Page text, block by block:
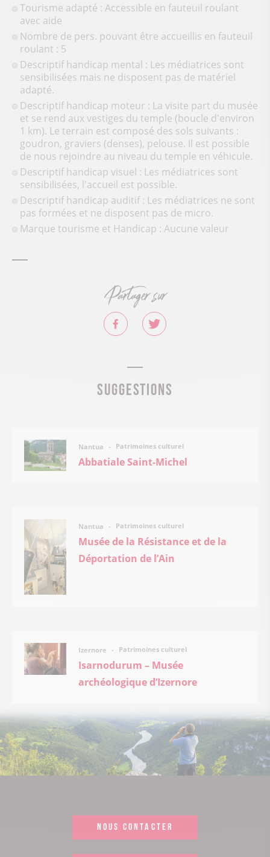
Tourisme adapté : Accessible en fauteuil roulant
avec aide
Nombre de pers. pouvant être accueillis en fauteuil
roulant : 5
Descriptif handicap mental : Les médiatrices sont
sensibilisées mais ne disposent pas de matériel
adapté.
Descriptif handicap moteur : La visite part du musée
et se rend aux vestiges du temple (boucle d'environ
1 km). Le terrain est composé des sols suivants :
goudron, graviers (denses), pelouse. Il est possible
de nous rejoindre au niveau du temple en véhicule.
Descriptif handicap visuel : Les médiatrices sont
sensibilisées, l'accueil est possible.
Descriptif handicap auditif : Les médiatrices ne sont
pas formées et ne disposent pas de micro.
Marque tourisme et Handicap : Aucune valeur
Partager sur
Suggestions
Nantua Patrimoines culturel
Abbatiale Saint-Michel
Nantua Patrimoines culturel
Musée de la Résistance et de la
Déportation de l’Ain
Izernore Patrimoines culturel
Isarnodurum – Musée
archéologique d’Izernore
NOUS CONTACTER